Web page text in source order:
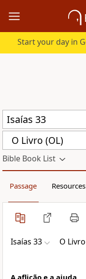
O Livro (OL)
Bible Book List
Passage Resources
Isaías 33 O Livro